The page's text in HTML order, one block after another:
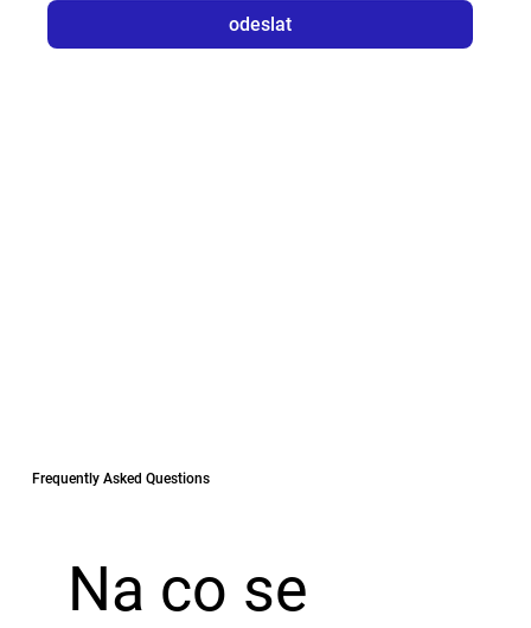
odeslat
Frequently Asked Questions
Na co se